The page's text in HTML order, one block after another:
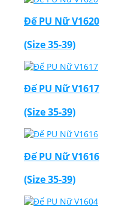
Đế PU Nữ V1620
(Size 35-39)
Đế PU Nữ V1617
(Size 35-39)
Đế PU Nữ V1616
(Size 35-39)